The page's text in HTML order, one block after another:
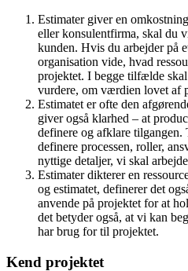
Estimater giver en
eller konsulentfirma, skal du
kunden. Hvis du arbejder på
organisation vide, hvad
projektet. I begge tilfælde
vurdere, om værdien lovet af
Estimatet er ofte den
giver også klarhed – at
definere og afklare tilgangen.
definere processen, roller,
nyttige detaljer, vi skal
Estimater dikterer en
og estimatet, definerer det
anvende på projektet for at
det betyder også, at vi kan
har brug for til projektet.
Kend projektet